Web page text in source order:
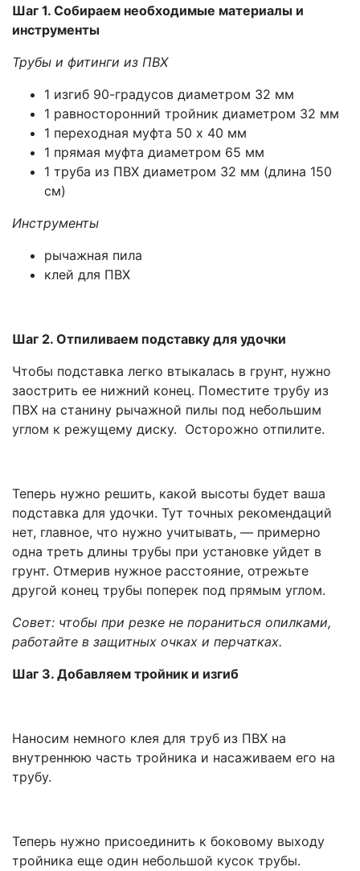
Шаг 1. Собираем необходимые материалы и
инструменты
Трубы и фитинги из ПВХ
1 изгиб 90-градусов диаметром 32 мм
1 равносторонний тройник диаметром 32 мм
1 переходная муфта 50 х 40 мм
1 прямая муфта диаметром 65 мм
1 труба из ПВХ диаметром 32 мм (длина 150
см)
Инструменты
рычажная пила
клей для ПВХ
Шаг 2. Отпиливаем подставку для удочки
Чтобы подставка легко втыкалась в грунт, нужно
заострить ее нижний конец. Поместите трубу из
ПВХ на станину рычажной пилы под небольшим
углом к режущему диску. Осторожно отпилите.
Теперь нужно решить, какой высоты будет ваша
подставка для удочки. Тут точных рекомендаций
нет, главное, что нужно учитывать, — примерно
одна треть длины трубы при установке уйдет в
грунт. Отмерив нужное расстояние, отрежьте
другой конец трубы поперек под прямым углом.
Совет: чтобы при резке не пораниться опилками,
работайте в защитных очках и перчатках.
Шаг 3. Добавляем тройник и изгиб
Наносим немного клея для труб из ПВХ на
внутреннюю часть тройника и насаживаем его на
трубу.
Теперь нужно присоединить к боковому выходу
тройника еще один небольшой кусок трубы.